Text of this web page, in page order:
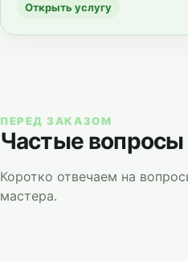
Открыть услугу
ПЕРЕД ЗАКАЗОМ
Частые вопросы
Коротко отвечаем на
мастера.